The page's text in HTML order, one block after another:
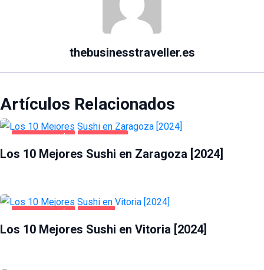
thebusinesstraveller.es
Artículos Relacionados
GASTRONOMÍA ZARAGOZA
Los 10 Mejores Sushi en Zaragoza [2024]
GASTRONOMÍA VITORIA
Los 10 Mejores Sushi en Vitoria [2024]